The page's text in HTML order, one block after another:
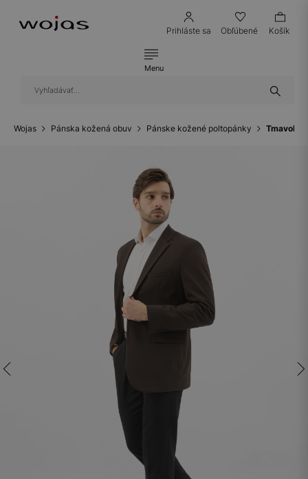
Prihláste sa Obľúbené Košík
Menu
Wojas Pánska kožená obuv Pánske kožené poltopánky